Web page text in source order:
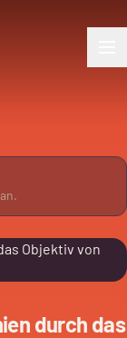
durch das